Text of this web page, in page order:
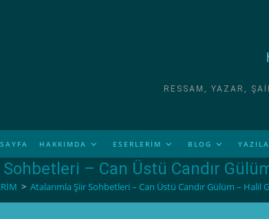
RESSAM, YAZAR,
HAKKIMDA ESERLERİM BLOG
– Can Üstü Candır
> Atalarımla Şiir Sohbetleri – Can Üstü Candır Gülüm – Halil